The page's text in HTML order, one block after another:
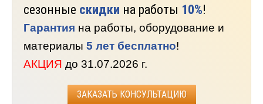
сезонные скидки на работы 10%!
Гарантия на работы, оборудование и
материалы 5 лет бесплатно!
АКЦИЯ до 31.07.2026 г.
ЗАКАЗАТЬ КОНСУЛЬТАЦИЮ